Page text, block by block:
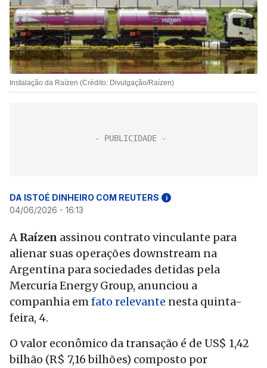
Instalação da Raízen (Crédito: Divulgação/Raízen)
DA ISTOÉ DINHEIRO COM REUTERS i
04/06/2026 - 16:13
A Raízen assinou contrato vinculante para
alienar suas operações downstream na
Argentina para sociedades detidas pela
Mercuria Energy Group, anunciou a
companhia emfato relevante nesta quinta-
feira, 4.
O valor econômico da transação é de US$ 1,42
bilhão (R$ 7,16 bilhões) composto por